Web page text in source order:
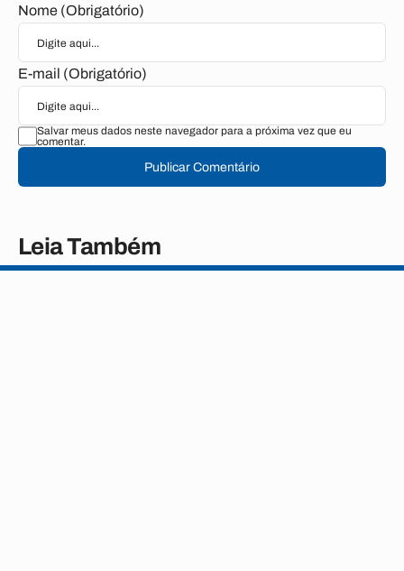
Nome (Obrigatório)
E-mail (Obrigatório)
Salvar meus dados neste navegador para a próxima vez que eu
comentar.
Publicar Comentário
Leia Também